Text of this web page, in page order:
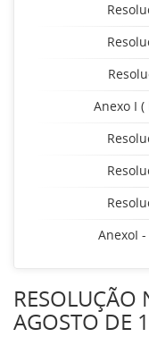
Anexo I
AnexoI
RESOLUÇÃO
AGOSTO DE